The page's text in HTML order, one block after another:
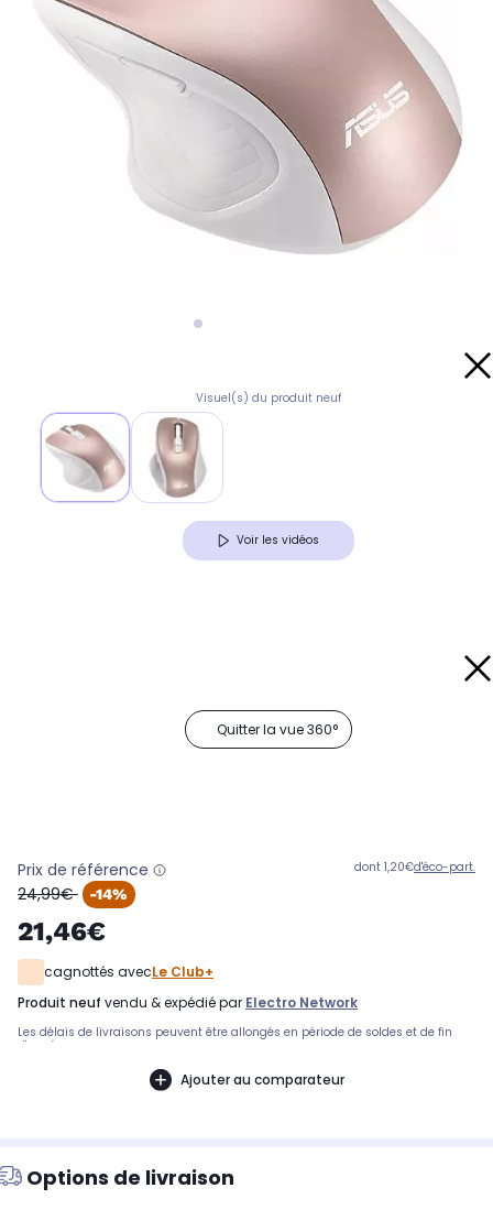
Visuel(s) du produit neuf
Voir les vidéos
Quitter la vue 360°
Prix de référence
oldPrice
24,99€ -14%
21,46€
dont 1,20€d'éco-part.
cagnottés avecLe Club+
produit neuf vendu & expédié par Electro Network
Les délais de livraisons peuvent être allongés en période de soldes et de fin
d'année.
Ajouter au comparateur
Options de livraison